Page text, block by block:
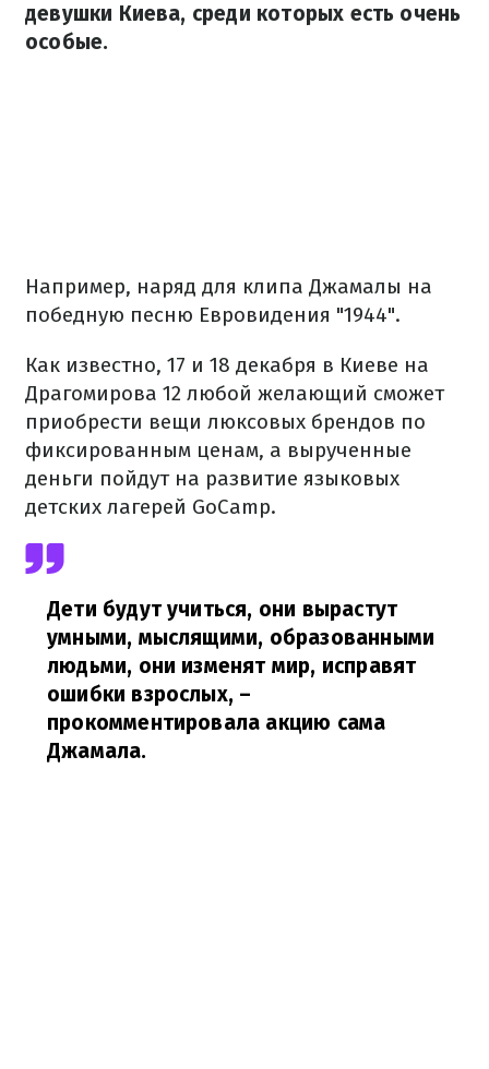
девушки Киева, среди которых есть очень
особые.
Например, наряд для клипа Джамалы на
победную песню Евровидения "1944".
Как известно, 17 и 18 декабря в Киеве на
Драгомирова 12 любой желающий сможет
приобрести вещи люксовых брендов по
фиксированным ценам, а вырученные
деньги пойдут на развитие языковых
детских лагерей GoCamp.
Дети будут учиться, они вырастут
умными, мыслящими, образованными
людьми, они изменят мир, исправят
ошибки взрослых, –
прокомментировала акцию сама
Джамала.